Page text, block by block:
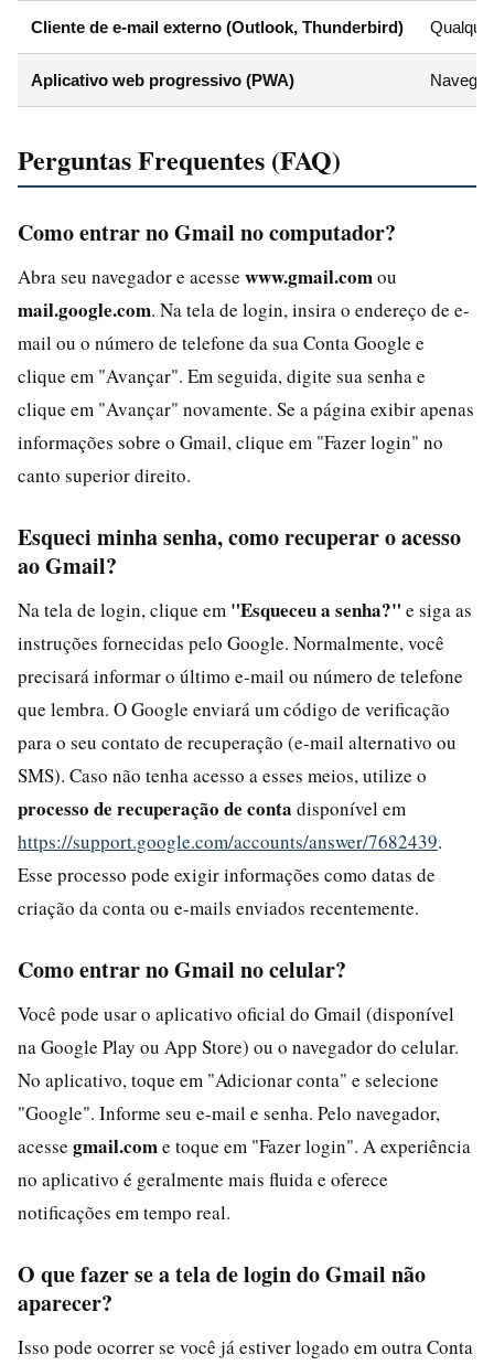
Cliente de e-mail externo (Outlook, Thunderbird)
Aplicativo web progressivo (PWA)
Perguntas Frequentes (FAQ)
Como entrar no Gmail no computador?
Abra seu navegador e acesse www.gmail.comou
mail.google.com. Na tela de login, insira o endereço de e-
mail ou o número de telefone da sua Conta Google e
clique em "Avançar". Em seguida, digite sua senha e
clique em "Avançar" novamente. Se a página exibir apenas
informações sobre o Gmail, clique em "Fazer login" no
canto superior direito.
Esqueci minha senha, como recuperar o acesso
ao Gmail?
Na tela de login, clique em "Esqueceu a senha?" e siga as
instruções fornecidas pelo Google. Normalmente, você
precisará informar o último e-mail ou número de telefone
que lembra. O Google enviará um código de verificação
para o seu contato de recuperação (e-mail alternativo ou
SMS). Caso não tenha acesso a esses meios, utilize o
processo de recuperação de conta disponível em
https://support.google.com/accounts/answer/7682439.
Esse processo pode exigir informações como datas de
criação da conta ou e-mails enviados recentemente.
Como entrar no Gmail no celular?
Você pode usar o aplicativo oficial do Gmail (disponível
na Google Play ou App Store) ou o navegador do celular.
No aplicativo, toque em "Adicionar conta" e selecione
"Google". Informe seu e-mail e senha. Pelo navegador,
acesse gmail.come toque em "Fazer login". A experiência
no aplicativo é geralmente mais fluida e oferece
notificações em tempo real.
O que fazer se a tela de login do Gmail não
aparecer?
Isso pode ocorrer se você já estiver logado em outra Conta